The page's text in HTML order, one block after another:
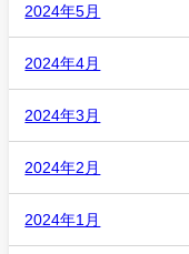
2024年5月
2024年4月
2024年3月
2024年2月
2024年1月